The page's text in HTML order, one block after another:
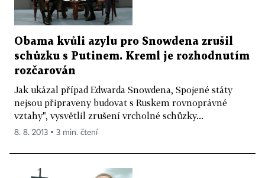
Obama kvůli azylu pro Snowdena zrušil
schůzku s Putinem. Kreml je rozhodnutím
rozčarován
Jak ukázal případ Edwarda Snowdena, Spojené státy
nejsou připraveny budovat s Ruskem rovnoprávné
vztahy", vysvětlil zrušení vrcholné schůzky...
8. 8. 2013 ▪ 3 min. čtení